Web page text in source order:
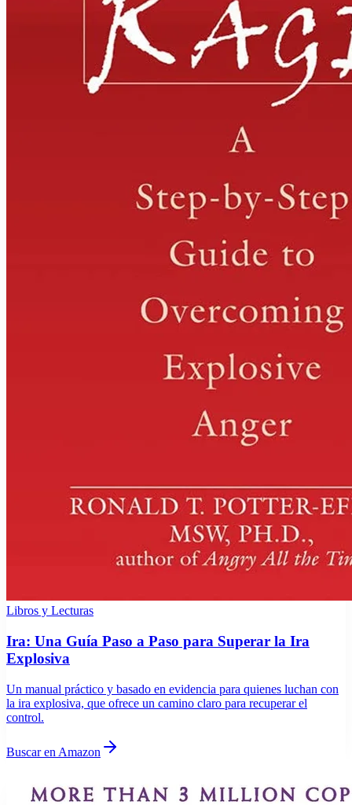
Libros y Lecturas
Ira: Una Guía Paso a Paso para Superar la Ira
Explosiva
Un manual práctico y basado en evidencia para quienes luchan con
la ira explosiva, que ofrece un camino claro para recuperar el
control.
Buscar en Amazon